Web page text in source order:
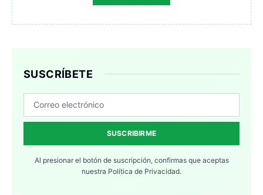
SUSCRÍBETE
SUSCRIBIRME
Al presionar el botón de suscripción, confirmas que aceptas
nuestra Política de Privacidad.